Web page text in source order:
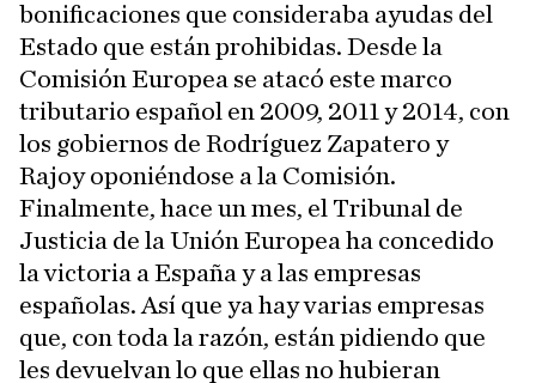
bonificaciones que consideraba ayudas del
Estado que están prohibidas. Desde la
Comisión Europea se atacó este marco
tributario español en 2009, 2011 y 2014, con
los gobiernos de Rodríguez Zapatero y
Rajoy oponiéndose a la Comisión.
Finalmente, hace un mes, el Tribunal de
Justicia de la Unión Europea ha concedido
la victoria a España y a las empresas
españolas. Así que ya hay varias empresas
que, con toda la razón, están pidiendo que
les devuelvan lo que ellas no hubieran